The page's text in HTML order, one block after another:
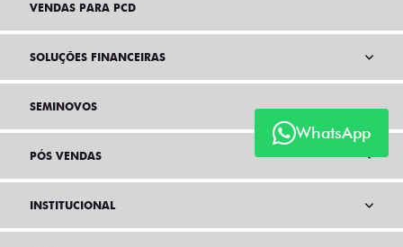
WhatsApp
VENDAS PARA PCD
SOLUÇÕES FINANCEIRAS
SEMINOVOS
PÓS VENDAS
INSTITUCIONAL